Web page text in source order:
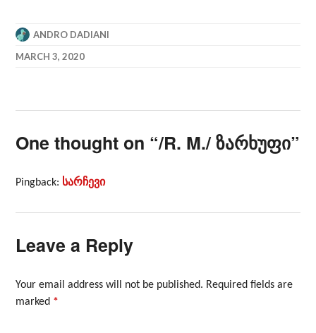
ANDRO DADIANI
MARCH 3, 2020
One thought on “/R. M./ ზარხუფი”
Pingback: სარჩევი
Leave a Reply
Your email address will not be published. Required fields are
marked *